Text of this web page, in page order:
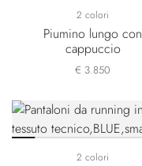
2 colori
Piumino lungo con
cappuccio
€ 3.850
2 colori